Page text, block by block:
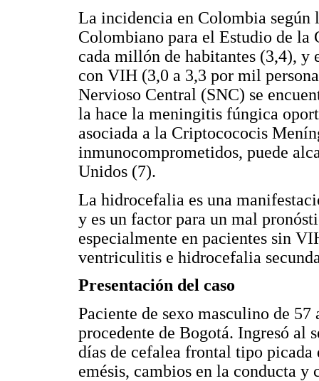
La incidencia en Colombia según
Colombiano para el Estudio de la
cada millón de habitantes (3,4), y
con VIH (3,0 a 3,3 por mil
Nervioso Central (SNC) se
la hace la meningitis fúngica
asociada a la Criptocococis
inmunocomprometidos, puede
Unidos (7).
La hidrocefalia es una
y es un factor para un mal
especialmente en pacientes sin
ventriculitis e hidrocefalia
Presentación del caso
Paciente de sexo masculino de
procedente de Bogotá. Ingresó al
días de cefalea frontal tipo picada
emésis, cambios en la conducta y